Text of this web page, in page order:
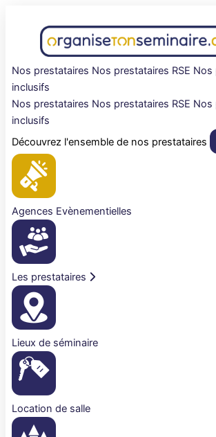
Nos prestataires Nos prestataires RSE Nos
inclusifs
Nos prestataires Nos prestataires RSE Nos
inclusifs
Découvrez l'ensemble de nos prestataires
Agences Evènementielles
Les prestataires
Lieux de séminaire
Location de salle